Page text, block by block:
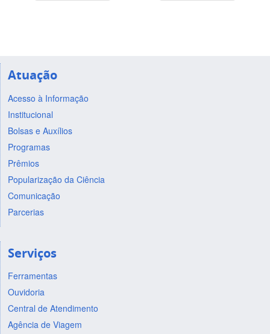
Atuação
Acesso à Informação
Institucional
Bolsas e Auxílios
Programas
Prêmios
Popularização da Ciência
Comunicação
Parcerias
Serviços
Ferramentas
Ouvidoria
Central de Atendimento
Agência de Viagem